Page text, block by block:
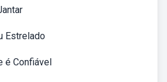
Estrelado
é Confiável